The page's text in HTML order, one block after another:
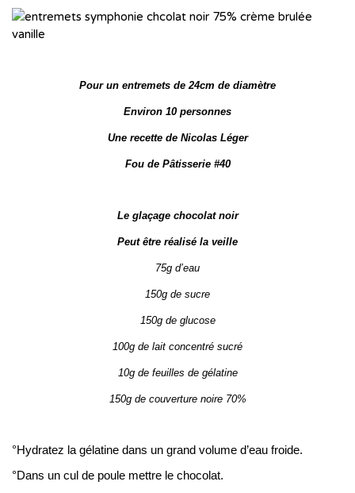
Pour un entremets de 24cm de diamètre
Environ 10 personnes
Une recette de Nicolas Léger
Fou de Pâtisserie #40
Le glaçage chocolat noir
Peut être réalisé la veille
75g d’eau
150g de sucre
150g de glucose
100g de lait concentré sucré
10g de feuilles de gélatine
150g de couverture noire 70%
°Hydratez la gélatine dans un grand volume d’eau froide.
°Dans un cul de poule mettre le chocolat.